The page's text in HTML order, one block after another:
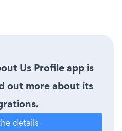
Us Profile app is
out more about its
details